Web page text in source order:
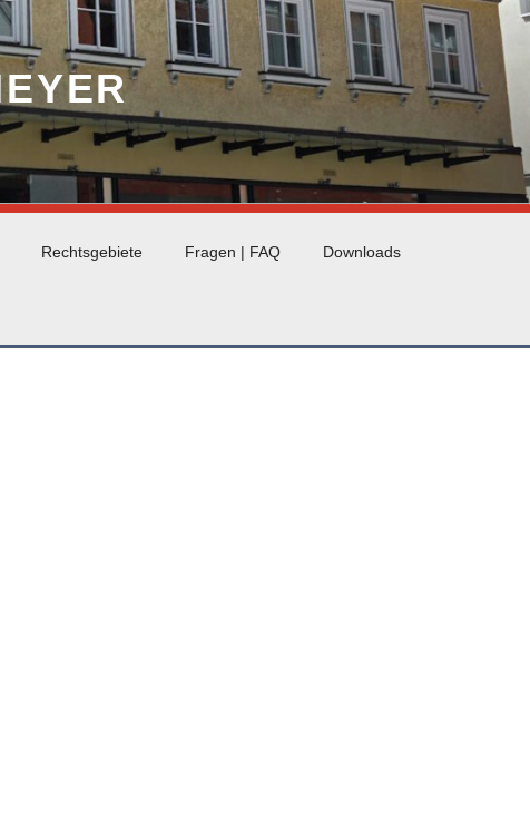
Rechtsgebiete Fragen | FAQ Downloads